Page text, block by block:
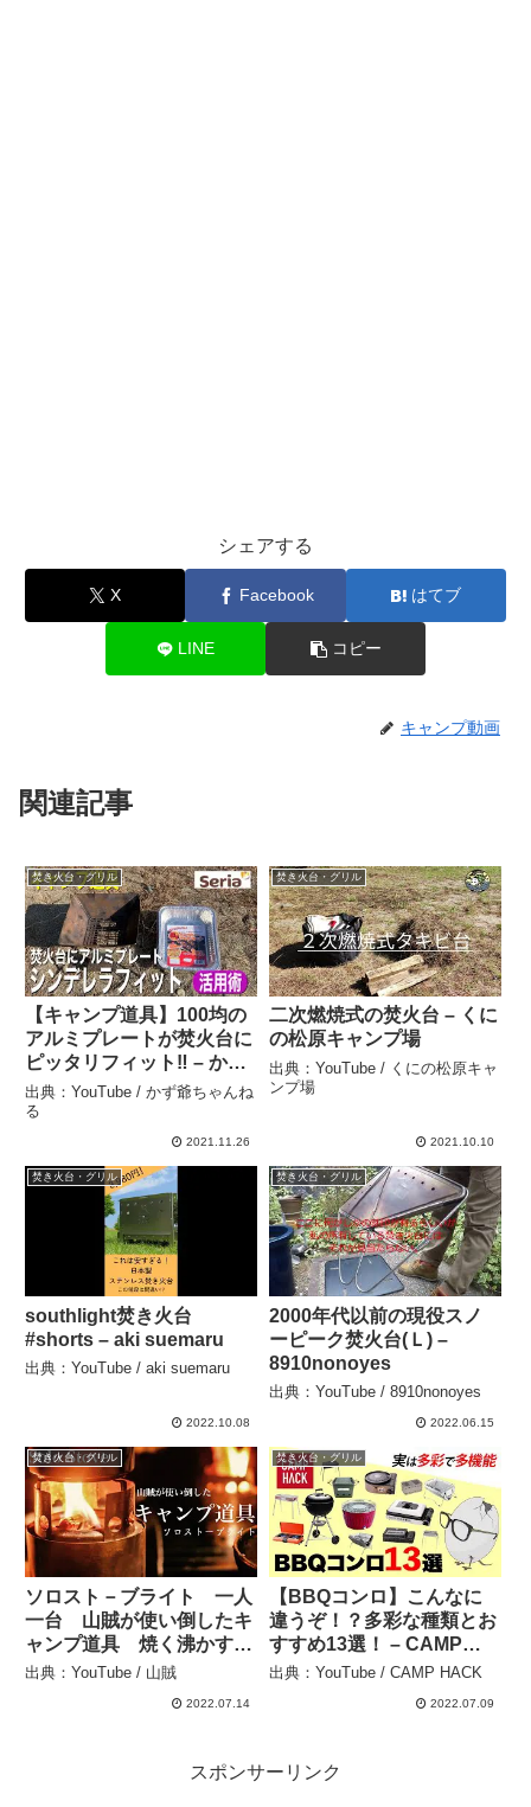
シェアする
X Facebook はてブ
LINE コピー
キャンプ動画
関連記事
焚き火台・グリル
【キャンプ道具】100均の
アルミプレートが焚火台に
ピッタリフィット‼︎ – かず
爺ちゃんねる
出典：YouTube / かず爺ちゃんね
る
2021.11.26
焚き火台・グリル
二次燃焼式の焚火台 – くに
の松原キャンプ場
出典：YouTube / くにの松原キャ
ンプ場
2021.10.10
焚き火台・グリル
southlight焚き火台
#shorts – aki suemaru
出典：YouTube / aki suemaru
2022.10.08
焚き火台・グリル
2000年代以前の現役スノ
ーピーク焚火台(Ｌ) –
8910nonoyes
出典：YouTube / 8910nonoyes
2022.06.15
焚き火台・グリル
ソロスト－ブライト 一人
一台 山賊が使い倒したキ
ャンプ道具 焼く沸かすミ
ニマム焚火 二次燃焼 – 山
出典：YouTube / 山賊
2022.07.14
焚き火台・グリル
【BBQコンロ】こんなに
違うぞ！？多彩な種類とお
すすめ13選！ – CAMP
HACK
出典：YouTube / CAMP HACK
2022.07.09
スポンサーリンク